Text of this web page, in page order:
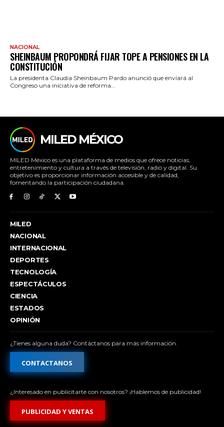
NACIONAL
SHEINBAUM PROPONDRÁ FIJAR TOPE A PENSIONES EN LA
CONSTITUCIÓN
La presidenta Claudia Sheinbaum Pardo anunció que enviará al
Congreso una iniciativa de reforma...
MILED MÉXICO
MILED México es una plataforma de medios que ofrece noticias,
entretenimiento y cultura a través de televisión, radio y digital. Su
objetivo es proporcionar información accesible y de calidad,
fomentando la participación ciudadana.
MILED
NACIONAL
INTERNACIONAL
DEPORTES
TECNOLOGÍA
ESPECTÁCULOS
CIENCIA
ESTADOS
OPINIÓN
¿Tienes alguna duda? Contáctanos para más información.
CONTACTANOS
¿Interesado en publicitarte con nosotros? ¡Hablemos de publicidad!
PUBLICIDAD Y VENTAS